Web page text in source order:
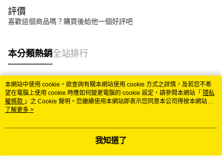
評價
喜歡這個商品嗎？購買後給他一個好評吧
本分類熱銷全站排行
熱門標籤
本網站中使用 cookie，欲查詢有關本網站使用 cookie 方式之詳情，及若您不希
望在電腦上使用 cookie 時應如何變更電腦的 cookie 設定，請參閱本網站「 隱私
權條款 」之 Cookie 聲明。您繼續使用本網站即表示您同意本公司得按本網站使
用條款之 Cookie 聲明使用 cookie。
了解更多 >
我知道了